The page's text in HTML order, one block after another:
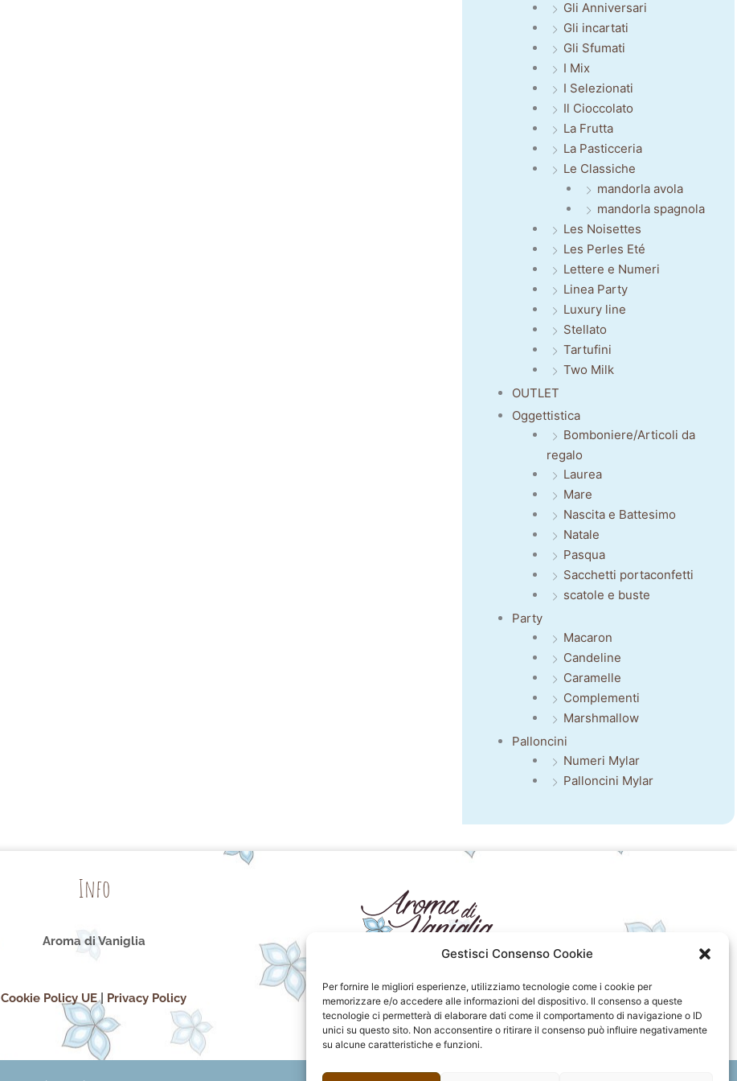
Gestisci Consenso Cookie
Per fornire le migliori esperienze, utilizziamo tecnologie come i cookie per
memorizzare e/o accedere alle informazioni del dispositivo. Il consenso a queste
tecnologie ci permetterà di elaborare dati come il comportamento di navigazione o ID
unici su questo sito. Non acconsentire o ritirare il consenso può influire negativamente
su alcune caratteristiche e funzioni.
Gli Anniversari
Gli incartati
Gli Sfumati
I Mix
I Selezionati
Il Cioccolato
La Frutta
La Pasticceria
Le Classiche
mandorla avola
mandorla spagnola
Les Noisettes
Les Perles Eté
Lettere e Numeri
Linea Party
Luxury line
Stellato
Tartufini
Two Milk
OUTLET
Oggettistica
Bomboniere/Articoli da
regalo
Laurea
Mare
Nascita e Battesimo
Natale
Pasqua
Sacchetti portaconfetti
scatole e buste
Party
Macaron
Candeline
Caramelle
Complementi
Marshmallow
Palloncini
Numeri Mylar
Palloncini Mylar
Info
Aroma di Vaniglia
Cookie Policy UE| Privacy Policy
F
a
c
e
I
n
s
t
P
i
n
t
F
l
i
c